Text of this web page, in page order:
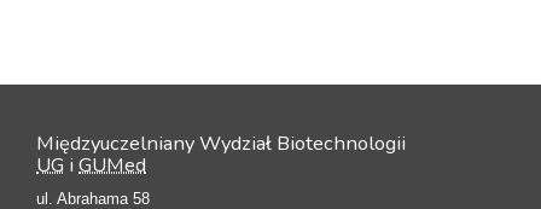
Międzyuczelniany Wydział Biotechnologii
UG i GUMed
ul. Abrahama 58